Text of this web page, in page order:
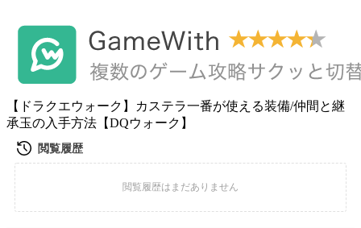
【ドラクエウォーク】カステラ一番が使える装備/仲間と継
承玉の入手方法【DQウォーク】